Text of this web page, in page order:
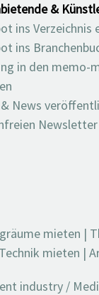
&
ins Verzeichnis
ins
in den memo-
News
Newsletter
mieten |
mieten |
industry /